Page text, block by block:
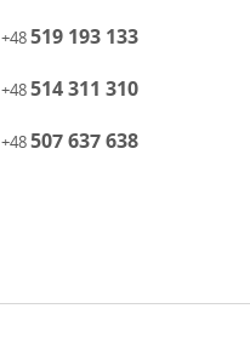
+48519 193 133
+48514 311 310
+48507 637 638